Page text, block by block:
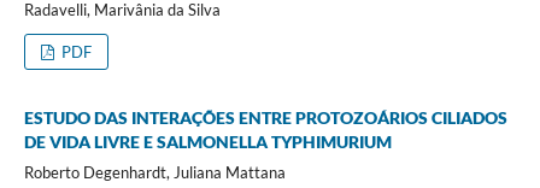
Radavelli, Marivânia da Silva
PDF
ESTUDO DAS INTERAÇÕES ENTRE PROTOZOÁRIOS CILIADOS
DE VIDA LIVRE E SALMONELLA TYPHIMURIUM
Roberto Degenhardt, Juliana Mattana